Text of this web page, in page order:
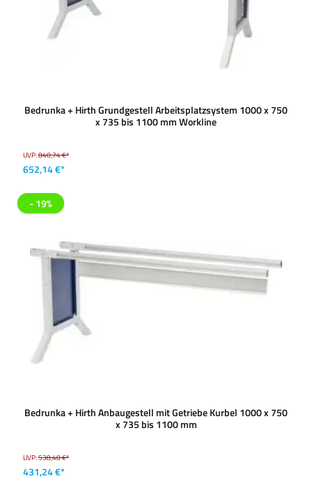
Bedrunka + Hirth Grundgestell Arbeitsplatzsystem 1000 x 750
x 735 bis 1100 mm Workline
UVP:840,74 €*
652,14 €*
- 19%
Bedrunka + Hirth Anbaugestell mit Getriebe Kurbel 1000 x 750
x 735 bis 1100 mm
UVP:538,48 €*
431,24 €*